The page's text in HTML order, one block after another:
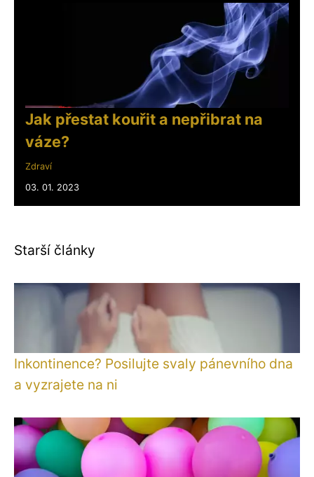
Jak přestat kouřit a nepřibrat na
váze?
Zdraví
03. 01. 2023
Starší články
Inkontinence? Posilujte svaly pánevního dna
a vyzrajete na ni